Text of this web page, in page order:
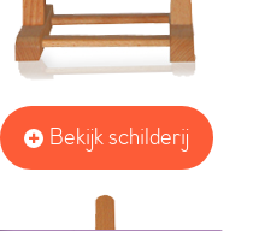
Bekijk schilderij